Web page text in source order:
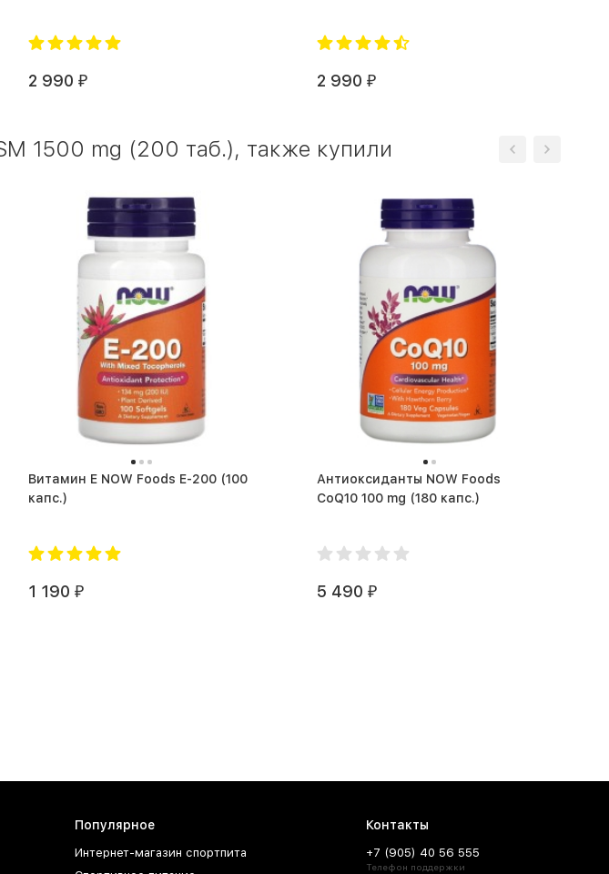
2 990 ₽ 2 990 ₽
1500 mg (200 таб.), также купили
Витамин Е NOW Foods E-200 (100
капс.)
1 190 ₽
Антиоксиданты NOW Foods
CoQ10 100 mg (180 капс.)
5 490 ₽
Популярное
Интернет-магазин спортпита
Контакты
+7 (905) 40 56 555
Телефон поддержки